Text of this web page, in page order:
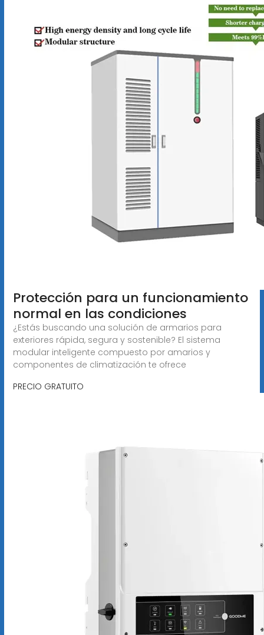
Protección para un funcionamiento
normal en las condiciones
¿Estás buscando una solución de armarios para
exteriores rápida, segura y sostenible? El sistema
modular inteligente compuesto por amarios y
componentes de climatización te ofrece
PRECIO GRATUITO